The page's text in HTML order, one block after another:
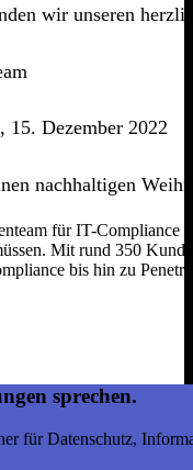
wir unseren
Dezember 2022
nachhaltigen
für IT-
Mit rund 350
bis hin zu
sprechen.
für Datenschutz,